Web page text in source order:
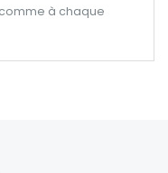
à chaque